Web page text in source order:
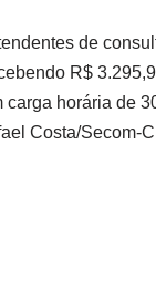
de
R$
horária de
Costa/Secom-